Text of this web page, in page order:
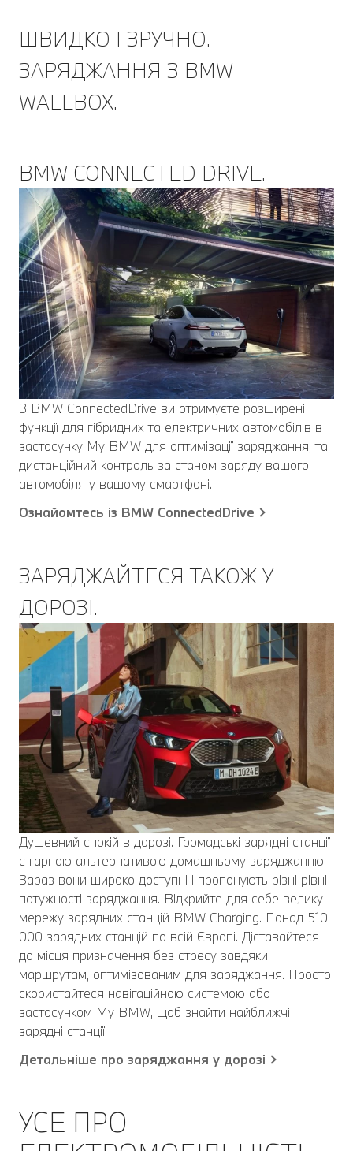
ШВИДКО І ЗРУЧНО.
ЗАРЯДЖАННЯ З BMW
WALLBOX.
BMW CONNECTED DRIVE.
З BMW ConnectedDrive ви отримуєте розширені
функції для гібридних та електричних автомобілів в
застосунку My BMW для оптимізації заряджання, та
дистанційний контроль за станом заряду вашого
автомобіля у вашому смартфоні.
Ознайомтесь із BMW ConnectedDrive
ЗАРЯДЖАЙТЕСЯ ТАКОЖ У
ДОРОЗІ.
Душевний спокій в дорозі. Громадські зарядні станції
є гарною альтернативою домашньому заряджанню.
Зараз вони широко доступні і пропонують різні рівні
потужності заряджання. Відкрийте для себе велику
мережу зарядних станцій BMW Charging. Понад 510
000 зарядних станцій по всій Європі. Діставайтеся
до місця призначення без стресу завдяки
маршрутам, оптимізованим для заряджання. Просто
скористайтеся навігаційною системою або
застосунком My BMW, щоб знайти найближчі
зарядні станції.
Детальніше про заряджання у дорозі
УСЕ ПРО